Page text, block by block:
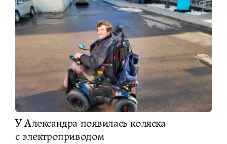
У Александра появилась коляска
с электроприводом